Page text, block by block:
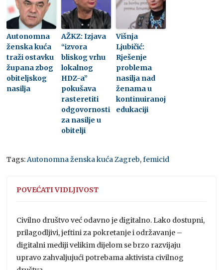
Autonomna
ženska kuća
traži ostavku
župana zbog
obiteljskog
nasilja
AŽKZ: Izjava
“izvora
bliskog vrhu
lokalnog
HDZ-a”
pokušava
rasteretiti
odgovornosti
za nasilje u
obitelji
Višnja
Ljubičić:
Rješenje
problema
nasilja nad
ženama u
kontinuiranoj
edukaciji
Tags:Autonomna ženska kuća Zagreb,femicid
POVEĆATI VIDLJIVOST
Civilno društvo već odavno je digitalno. Lako dostupni,
prilagodljivi, jeftini za pokretanje i održavanje –
digitalni mediji velikim dijelom se brzo razvijaju
upravo zahvaljujući potrebama aktivista civilnog